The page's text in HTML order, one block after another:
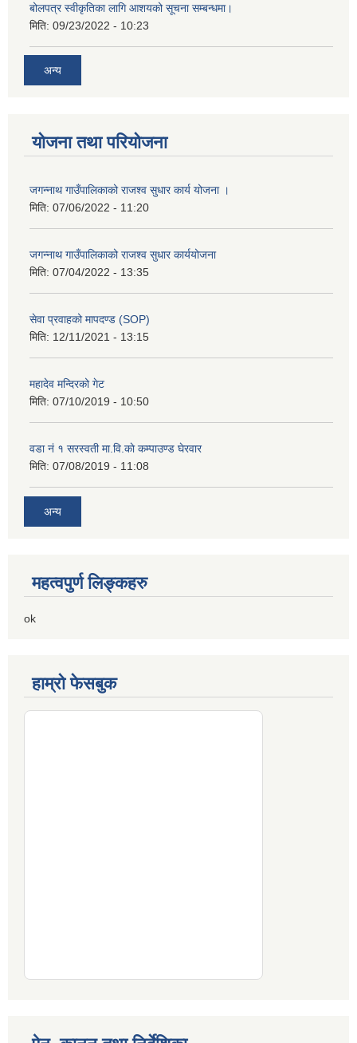
बोलपत्र स्वीकृतिका लागि आशयको सूचना सम्बन्धमा।
मिति: 09/23/2022 - 10:23
अन्य
योजना तथा परियोजना
जगन्नाथ गाउँपालिकाको राजश्व सुधार कार्य योजना ।
मिति: 07/06/2022 - 11:20
जगन्नाथ गाउँपालिकाको राजश्व सुधार कार्ययोजना
मिति: 07/04/2022 - 13:35
सेवा प्रवाहको मापदण्ड (SOP)
मिति: 12/11/2021 - 13:15
महादेव मन्दिरको गेट
मिति: 07/10/2019 - 10:50
वडा नं १ सरस्वती मा.वि.काे कम्पाउण्ड घेरवार
मिति: 07/08/2019 - 11:08
अन्य
महत्वपुर्ण लिङ्कहरु
ok
हाम्रो फेसबुक